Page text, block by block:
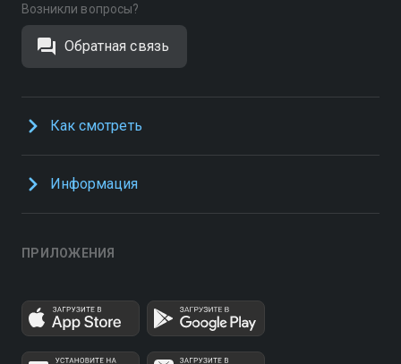
Возникли вопросы?
Обратная связь
Как смотреть
Информация
ПРИЛОЖЕНИЯ